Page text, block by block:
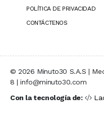
POLÍTICA DE PRIVACIDAD
CONTÁCTENOS
© 2026 Minuto30 S.A.S |
8 | info@minuto30.com
Con la tecnología de: